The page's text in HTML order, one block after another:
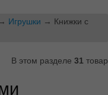
→ Игрушки → Книжки с
В этом разделе 31 товар